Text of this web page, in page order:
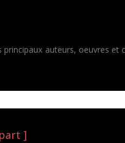
auteurs, oeuvres et
]